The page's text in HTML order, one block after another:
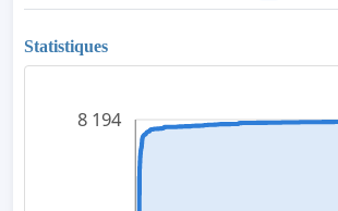
Statistiques
8 194